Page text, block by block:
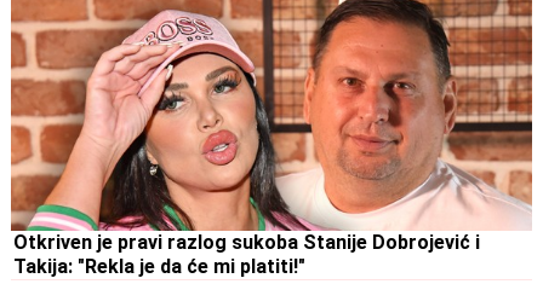
Otkriven je pravi razlog sukoba Stanije Dobrojević i
Takija: "Rekla je da će mi platiti!"